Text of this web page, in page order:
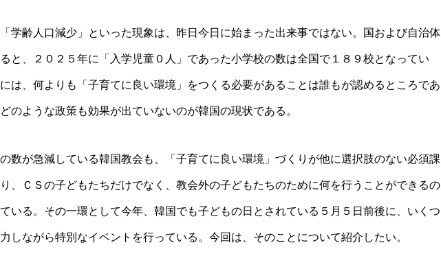
学齢人口減少」といった現象は、昨日今日に始まった出来事ではない。国および自治体
と、２０２５年に「入学児童０人」であった小学校の数は全国で１８９校となってい
は、何よりも「子育てに良い環境」をつくる必要があることは誰もが認めるところであ
のような政策も効果が出ていないのが韓国の現状である。
数が急減している韓国教会も、「子育てに良い環境」づくりが他に選択肢のない必須課
、ＣＳの子どもたちだけでなく、教会外の子どもたちのために何を行うことができるの
いる。その一環として今年、韓国でも子どもの日とされている５月５日前後に、いくつ
しながら特別なイベントを行っている。今回は、そのことについて紹介したい。